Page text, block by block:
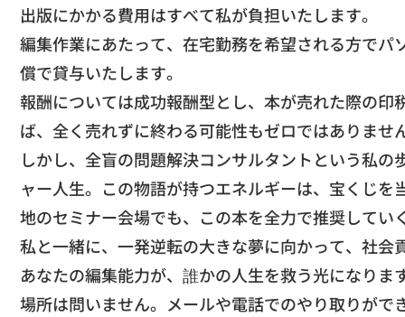
​出版にかかる費用はすべて私が負担いたします。
編集作業にあたって、 在宅勤務を希望される方でパ
償で貸与いたします。
報酬については成功報酬型とし、本が売れた際の印
ば、 全く売れずに終わる可能性もゼロではありませ
しかし、全盲の問題解決コンサルタントという私の
ャー人生。 この物語が持つエネルギーは、 宝くじを
地のセミナー会場でも、 この本を全力で推奨してい
​私と一緒に、一発逆転の大きな夢に向かって、 社会
あなたの編集能力が、誰かの人生を救う光になりま
場所は問いません。メールや電話でのやり取りがで